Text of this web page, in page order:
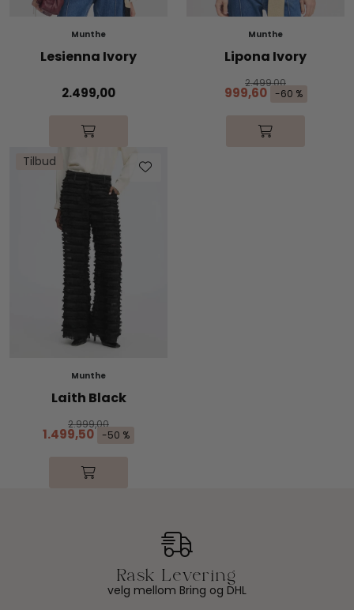
Munthe
Lesienna Ivory
2.499,00
Munthe
Lipona Ivory
2.499,00
999,60 -60 %
Tilbud
Munthe
Laith Black
2.999,00
1.499,50 -50 %
velg mellom Bring og DHL